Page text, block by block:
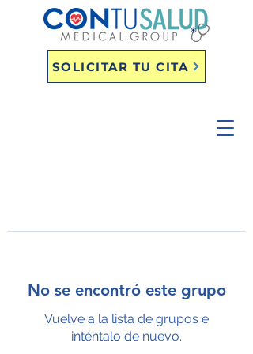
SOLICITAR TU CITA
No se encontró este grupo
Vuelve a la lista de grupos e
inténtalo de nuevo.